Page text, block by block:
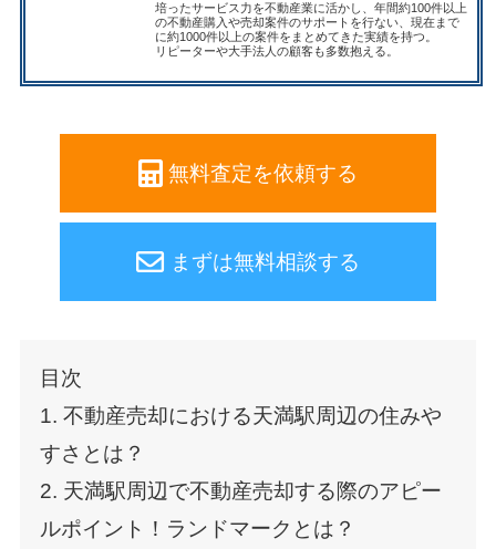
培ったサービス力を不動産業に活かし、年間約100件以上
の不動産購入や売却案件のサポートを行ない、現在まで
に約1000件以上の案件をまとめてきた実績を持つ。
リピーターや大手法人の顧客も多数抱える。
無料査定を依頼する
まずは無料相談する
目次
1. 不動産売却における天満駅周辺の住みや
すさとは？
2. 天満駅周辺で不動産売却する際のアピー
ルポイント！ランドマークとは？